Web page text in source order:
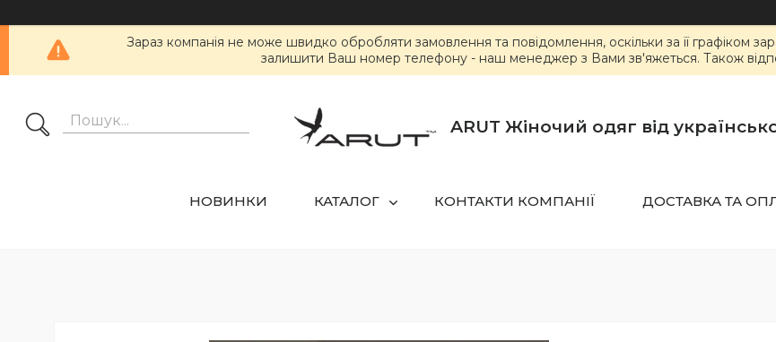
Зараз компанія не може швидко обробляти замовлення та повідомлення, оскільки за її графіком
залишити Ваш номер телефону - наш менеджер з Вами зв'яжеться. Також
ARUT Жіночий одяг від
НОВИНКИ КАТАЛОГ КОНТАКТИ КОМПАНІЇ ДОСТАВКА ТА